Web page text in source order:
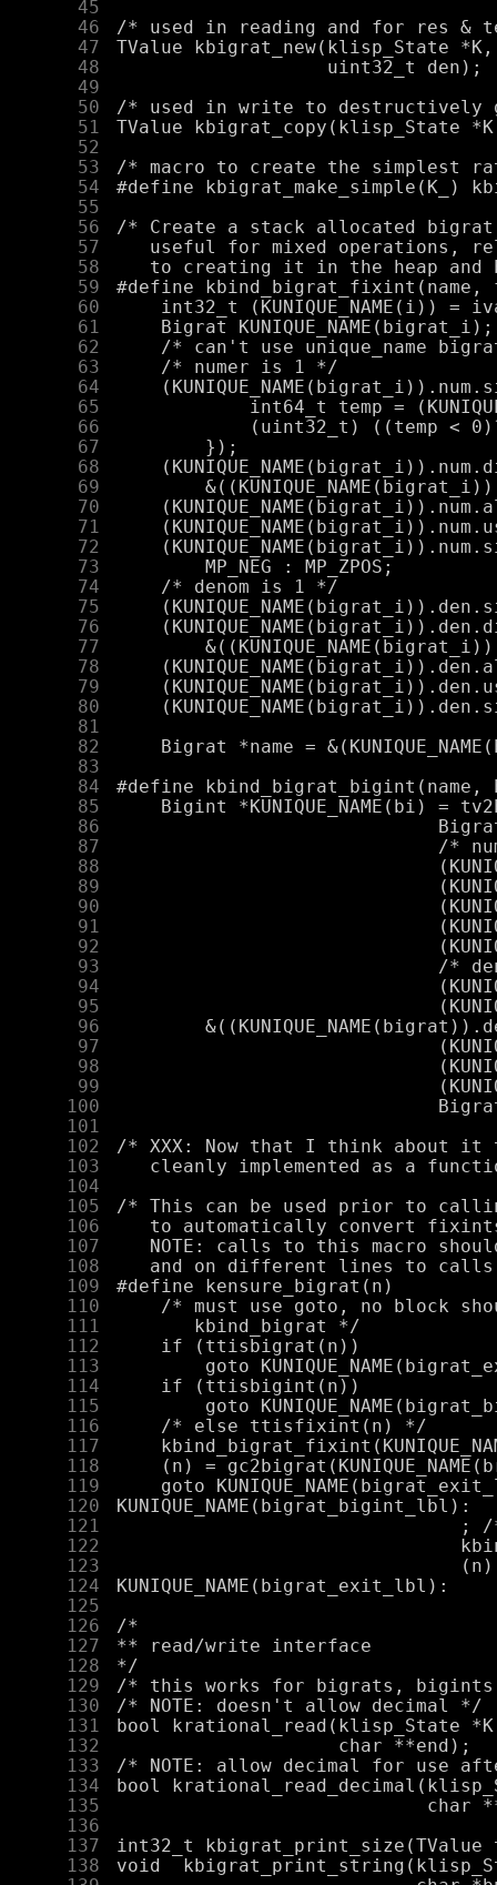
     45
     46
     47
     48
     49
     50
     51
     52
     53
     54
     55
     56
     57
     58
     59
     60
     61
     62
     63
     64
     65
     66
     67
     68
     69
     70
     71
     72
     73
     74
     75
     76
     77
     78
     79
     80
     81
     82
     83
     84
     85
     86
     87
     88
     89
     90
     91
     92
     93
     94
     95
     96
     97
     98
     99
    100
    101
    102
    103
    104
    105
    106
    107
    108
    109
    110
    111
    112
    113
    114
    115
    116
    117
    118
    119
    120
    121
    122
    123
    124
    125
    126
    127
    128
    129
    130
    131
    132
    133
    134
    135
    136
    137
    138